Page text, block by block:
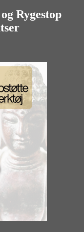
Rygestop